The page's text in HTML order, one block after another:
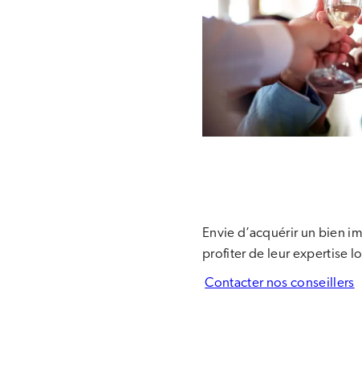
Envie d’acquérir un bien
profiter de leur expertise
Contacter nos conseillers